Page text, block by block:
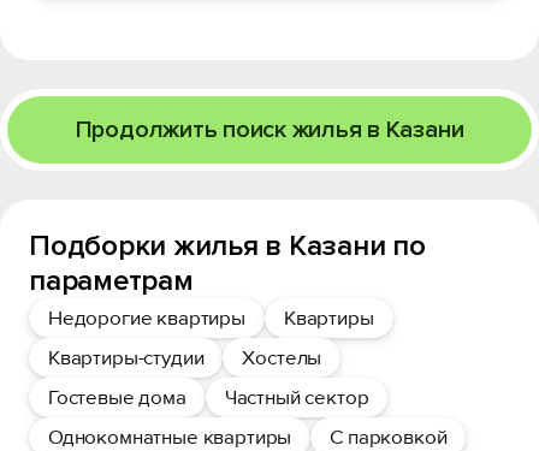
Продолжить поиск жилья в Казани
Подборки жилья в Казани по
параметрам
Недорогие квартиры
Квартиры
Квартиры-студии
Хостелы
Гостевые дома
Частный сектор
Однокомнатные квартиры
С парковкой